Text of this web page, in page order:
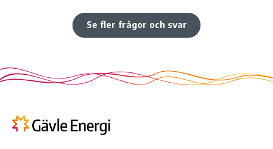
Se fler frågor och svar